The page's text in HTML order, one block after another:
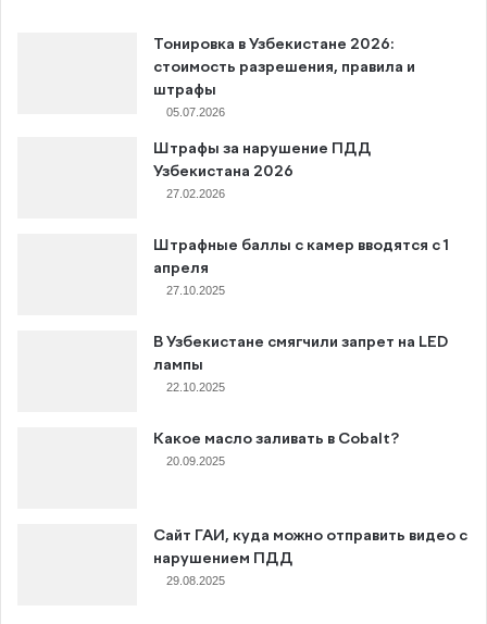
Тонировка в Узбекистане 2026:
стоимость разрешения, правила и
штрафы
05.07.2026
Штрафы за нарушение ПДД
Узбекистана 2026
27.02.2026
Штрафные баллы с камер вводятся с 1
апреля
27.10.2025
В Узбекистане смягчили запрет на LED
лампы
22.10.2025
Какое масло заливать в Cobalt?
20.09.2025
Сайт ГАИ, куда можно отправить видео с
нарушением ПДД
29.08.2025